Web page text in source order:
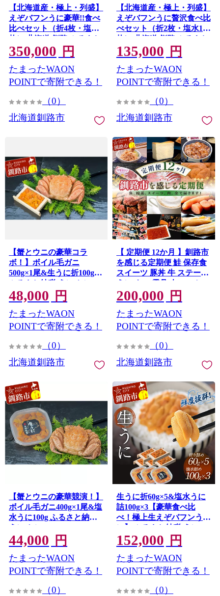
【北海道産・極上・列盛】
えぞバフンうに豪華!!食べ
比べセット（折4枚・塩水4
枚） 北海道 釧路 ふるさと
納税 うに 雲丹 魚介類 海産
物 高級 贈答用 豪華 F4F-
0639
350,000 円
たまったWAON
POINTで寄附できる！
（0）
北海道釧路市
【北海道産・極上・列盛】
えぞバフンうに贅沢食べ比
べセット（折2枚・塩水1
枚） 北海道 釧路 ふるさと
納税 うに 雲丹 魚介類 海産
物 高級 贈答用 豪華 F4F-
0638
135,000 円
たまったWAON
POINTで寄附できる！
（0）
北海道釧路市
【蟹とウニの豪華コラ
ボ！】ボイル毛ガニ
500g×1尾&生うに折100g
ふるさと納税 うに かに
F4F-5334
48,000 円
たまったWAON
POINTで寄附できる！
（0）
北海道釧路市
【 定期便 12か月 】釧路市
を感じる定期便 鮭 保存食
スイーツ 豚丼 牛 ステーキ
うに ウニ 雲丹 肉 コーヒー
たらこ ホタテ いくら 数の
子 魚卵 頒布会 セット
F5F-0297
200,000 円
たまったWAON
POINTで寄附できる！
（0）
北海道釧路市
【蟹とウニの豪華競演！】
ボイル毛ガニ400g×1尾&塩
水うに100g ふるさと納税
うに かに F4F-5335
44,000 円
たまったWAON
POINTで寄附できる！
（0）
生うに折60g×5&塩水うに
詰100g×3【豪華食べ比
べ！極上生えぞバフンう
に】 ふるさと納税 うに
F4F-3215
152,000 円
たまったWAON
POINTで寄附できる！
（0）